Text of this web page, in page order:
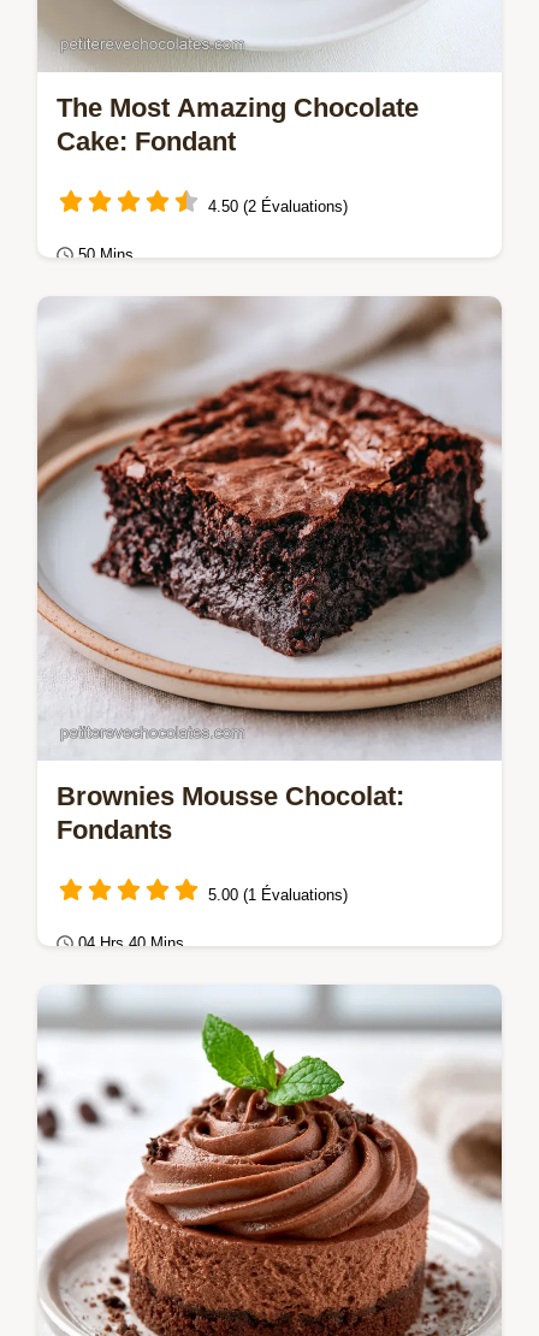
The Most Amazing Chocolate
Cake: Fondant
4.50 (2 Évaluations)
50 Mins
Gâteaux au chocolat
Préparez the most amazing chocolate cake
avec notre guide. Un gâteau au chocolat
moelleux et fudge.
Brownies Mousse Chocolat:
Fondants
5.00 (1 Évaluations)
04 Hrs 40 Mins
Gâteaux au chocolat
Réussissez vos Brownies mousse chocolat
avec notre guide. Ce dessert chocolat Saint-
Valentin allie base fondante et mousse.